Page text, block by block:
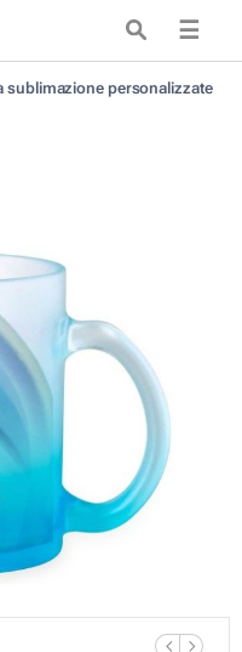
☰
sublimazione personalizzate